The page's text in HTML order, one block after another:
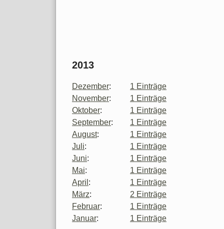
2013
Dezember:
1 Einträge
November:
1 Einträge
Oktober:
1 Einträge
September:
1 Einträge
August:
1 Einträge
Juli:
1 Einträge
Juni:
1 Einträge
Mai:
1 Einträge
April :
1 Einträge
März:
2 Einträge
Februar:
1 Einträge
Januar: 1 Einträge